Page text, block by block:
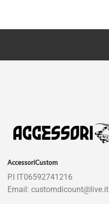
AccessoriCustom
P.I IT06592741216
Email: customdicount@live.it